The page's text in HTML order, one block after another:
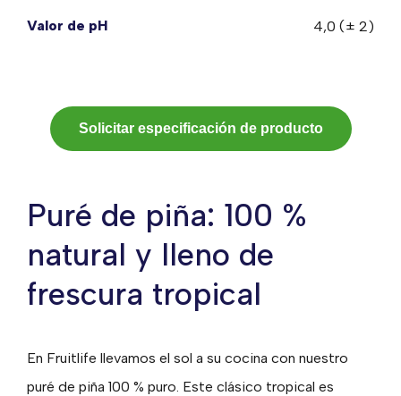
Valor de pH 4,0 (± 2)
Solicitar especificación de producto
Puré de piña: 100 %
natural y lleno de
frescura tropical
En Fruitlife llevamos el sol a su cocina con nuestro
puré de piña 100 % puro. Este clásico tropical es